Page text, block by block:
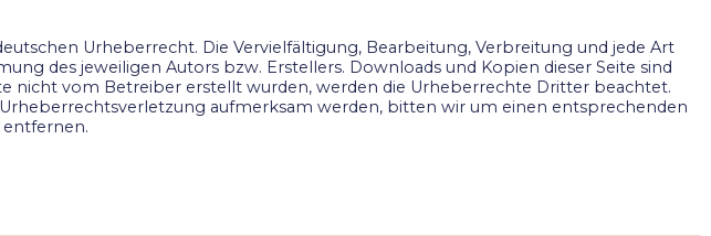
Urheberrecht. Die Vervielfältigung, Bearbeitung, Verbreitung und jede Art
des jeweiligen Autors bzw. Erstellers. Downloads und Kopien dieser Seite sind
nicht vom Betreiber erstellt wurden, werden die Urheberrechte Dritter beachtet.
aufmerksam werden, bitten wir um einen entsprechenden